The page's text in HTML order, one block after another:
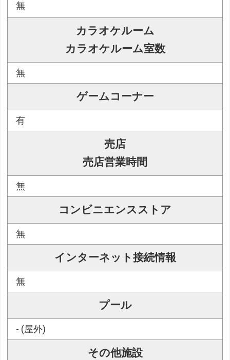
無
カラオケルーム
カラオケルーム室数
無
ゲームコーナー
有
売店
売店営業時間
無
コンビニエンスストア
無
インターネット接続情報
無
プール
- (屋外)
その他施設